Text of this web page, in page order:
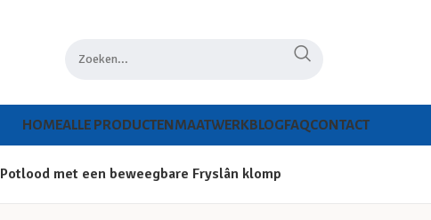
HOMEALLE PRODUCTENMAATWERKBLOGFAQCONTACT
Potlood met een beweegbare Fryslân klomp